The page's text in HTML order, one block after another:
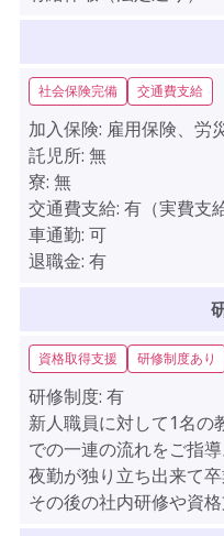
社会保険完備 交通費支給
加入保険: 雇用保険、労
託児所: 無
寮: 無
交通費支給: 有（実費支
車通勤: 可
退職金: 有
資格取得支援 研修制度あり
研修制度: 有
新人職員に対して1名の
での一連の流れをご指導
夜勤が独り立ち出来て
その後の社内研修や資格